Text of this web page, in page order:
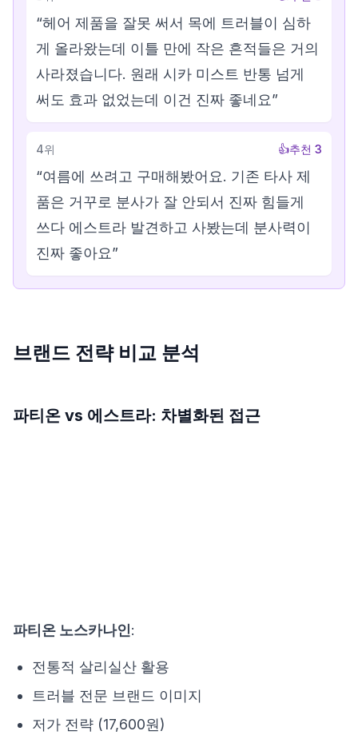
“헤어 제품을 잘못 써서 목에 트러블이 심하
게 올라왔는데 이틀 만에 작은 흔적들은 거의
사라졌습니다. 원래 시카 미스트 반통 넘게
써도 효과 없었는데 이건 진짜 좋네요”
4위 👍추천 3
“여름에 쓰려고 구매해봤어요. 기존 타사 제
품은 거꾸로 분사가 잘 안되서 진짜 힘들게
쓰다 에스트라 발견하고 사봤는데 분사력이
진짜 좋아요”
브랜드 전략 비교 분석
파티온 vs 에스트라: 차별화된 접근
파티온 노스카나인:
전통적 살리실산 활용
트러블 전문 브랜드 이미지
저가 전략 (17,600원)